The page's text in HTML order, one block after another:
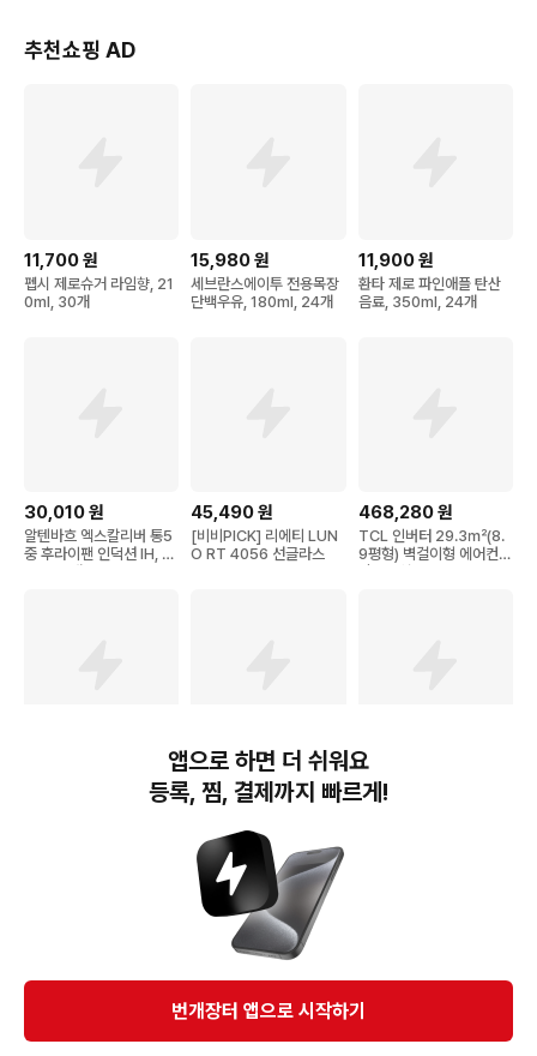
추천쇼핑 AD
11,700원
펩시 제로슈거 라임향, 21
0ml, 30개
15,980원
세브란스에이투 전용목장
단백우유, 180ml, 24개
11,900원
환타 제로 파인애플 탄산
음료, 350ml, 24개
30,010원
알텐바흐 엑스칼리버 통5
중 후라이팬 인덕션 IH, 2
45,490원
[비비PICK] 리에티 LUN
O RT 4056 선글라스
468,280원
TCL 인버터 29.3㎡(8.
9평형) 벽걸이형 에어컨
델라고 우드 베이직 궁중
6,900원
준성 초경량 멀티고리 5단
암막 우양산 자외선 UV 차
29,900
하동 녹차 명란김, 6g, 72
개
번개장터(주) 사업자정보, 이용약관 및 기타 법적고지
번개장터㈜는 통신판매중개자이며, 통신판매의 당사자가 아닙니다. 전자상거래 등에서의
소비자보호에 관한 법률 등 관련 법령 및 번개장터㈜의 약관에 따라 상품, 상품정보, 거래에 관한 책임은
개별 판매자에게 귀속하고, 번개장터㈜는 원칙적으로 회원간 거래에 대하여 책임을 지지 않습니다.
다만, 번개장터㈜가 직접 판매하는 상품에 대한 책임은 번개장터㈜에게 귀속합니다.
앱으로 하면 더 쉬워요
등록, 찜, 결제까지 빠르게!
번개장터 앱으로 시작하기